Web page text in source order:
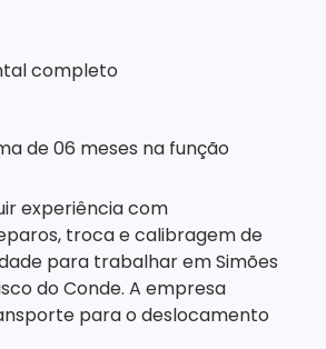
completo
de 06 meses na função
experiência com
troca e calibragem de
para trabalhar em Simões
do Conde. A empresa
para o deslocamento